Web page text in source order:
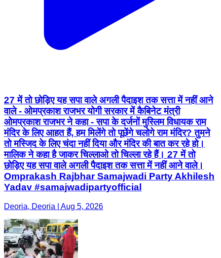
27 में तो छोड़िए यह सपा वाले अगली पैदाइश तक सत्ता में नहीं आने
वाले - ओमप्रकाश राजभर योगी सरकार में कैबिनेट मंत्री
ओमप्रकाश राजभर ने कहा - सपा के दर्जनों मुस्लिम विधायक राम
मंदिर के लिए आहत हैं, हम मिलेंगे तो पूछेंगे चलोगे राम मंदिर? तुमने
तो मस्जिद के लिए चंदा नहीं दिया और मंदिर की बात कर रहे हो।
मालिक ने कहा है जाकर चिल्लाओ तो चिल्ला रहे हैं। 27 में तो
छोड़िए यह सपा वाले अगली पैदाइश तक सत्ता में नहीं आने वाले।
Omprakash Rajbhar Samajwadi Party Akhilesh
Yadav #samajwadipartyofficial
Deoria, Deoria | Aug 5, 2026